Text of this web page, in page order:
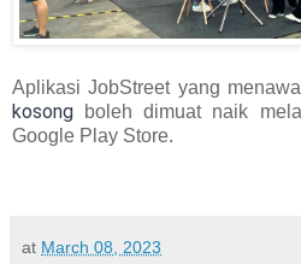
Aplikasi JobStreet yang
kosong boleh dimuat naik
Google Play Store.
at March 08, 2023